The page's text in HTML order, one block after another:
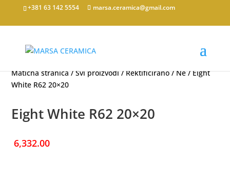
+381 63 142 5554 marsa.ceramica@gmail.com
Matična stranica/Svi proizvodi/Rektificirano/Ne/ Eight
White R62 20×20
Eight White R62 20×20
6,332.00